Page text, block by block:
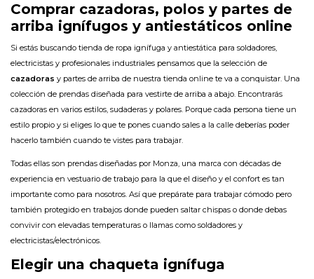
Comprar cazadoras, polos y partes de
arriba ignífugos y antiestáticos online
Si estás buscando tienda de ropa ignífuga y antiestática para soldadores,
electricistas y profesionales industriales pensamos que la selección de
cazadoras y partes de arriba de nuestra tienda online te va a conquistar. Una
colección de prendas diseñada para vestirte de arriba a abajo. Encontrarás
cazadoras en varios estilos, sudaderas y polares. Porque cada persona tiene un
estilo propio y si eliges lo que te pones cuando sales a la calle deberías poder
hacerlo también cuando te vistes para trabajar.
Todas ellas son prendas diseñadas por Monza, una marca con décadas de
experiencia en vestuario de trabajo para la que el diseño y el confort es tan
importante como para nosotros. Así que prepárate para trabajar cómodo pero
también protegido en trabajos donde pueden saltar chispas o donde debas
convivir con elevadas temperaturas o llamas como soldadores y
electricistas/electrónicos.
Elegir una chaqueta ignífuga